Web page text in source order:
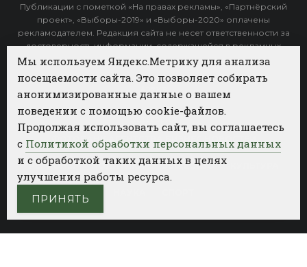
Публикации с пометкой «На правах рекламы», «Партнёрский
проект», «Выборы-2019» и «Выборы-2020» оплачены
рекламодателем. Редакция сайта не несет ответственности за
достоверность информации, содержащейся в рекламных
объявлениях.
ФОТОБАНК АГЕНТСТВА БИЗНЕС НОВОСТЕЙ
РЕГИОНЫ ПОЛИТИКА ОБЩЕСТВО
Мы используем Яндекс.Метрику для анализа
посещаемости сайта. Это позволяет собирать
анонимизированные данные о вашем
поведении с помощью cookie-файлов.
Продолжая использовать сайт, вы соглашаетесь
с Политикой обработки персональных данных
и с обработкой таких данных в целях
улучшения работы ресурса.
ПРИНЯТЬ